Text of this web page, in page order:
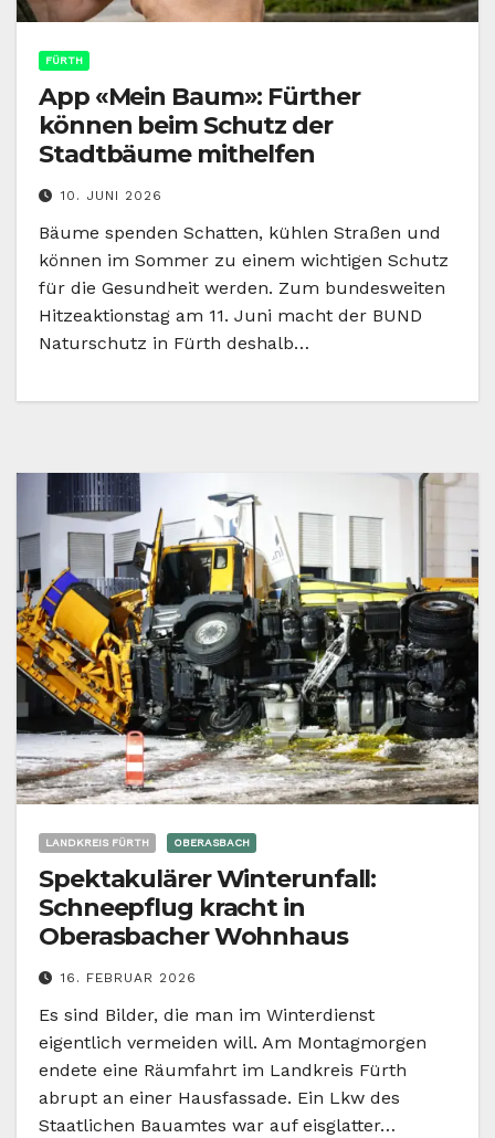
FÜRTH
App «Mein Baum»: Fürther
können beim Schutz der
Stadtbäume mithelfen
10. JUNI 2026
Bäume spenden Schatten, kühlen Straßen und
können im Sommer zu einem wichtigen Schutz
für die Gesundheit werden. Zum bundesweiten
Hitzeaktionstag am 11. Juni macht der BUND
Naturschutz in Fürth deshalb…
LANDKREIS FÜRTH OBERASBACH
Spektakulärer Winterunfall:
Schneepflug kracht in
Oberasbacher Wohnhaus
16. FEBRUAR 2026
Es sind Bilder, die man im Winterdienst
eigentlich vermeiden will. Am Montagmorgen
endete eine Räumfahrt im Landkreis Fürth
abrupt an einer Hausfassade. Ein Lkw des
Staatlichen Bauamtes war auf eisglatter…